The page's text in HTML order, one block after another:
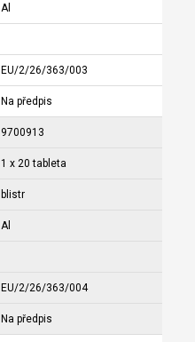
Al
EU/2/26/363/003
Na předpis
9700913
1 x 20 tableta
blistr
Al
EU/2/26/363/004
Na předpis